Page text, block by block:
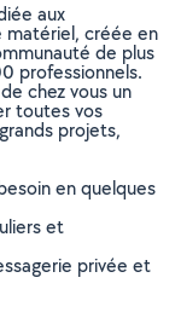
aux
matériel, créée en
de plus
professionnels.
chez vous un
toutes vos
projets,
en quelques
et
privée et